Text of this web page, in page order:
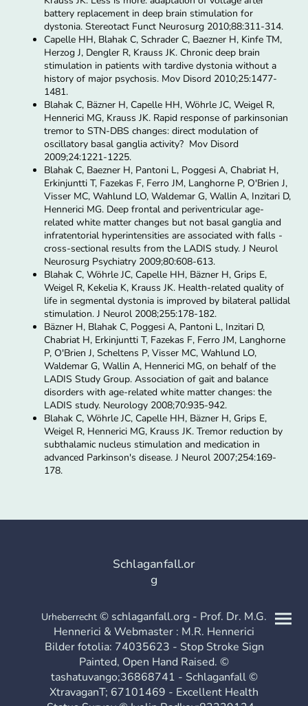
battery replacement in deep brain stimulation for
dystonia. Stereotact Funct Neurosurg 2010;88:311-314.
Capelle HH, Blahak C, Schrader C, Baezner H, Kinfe TM,
Herzog J, Dengler R, Krauss JK. Chronic deep brain
stimulation in patients with tardive dystonia without a
history of major psychosis. Mov Disord 2010;25:1477-
1481.
Blahak C, Bäzner H, Capelle HH, Wöhrle JC, Weigel R,
Hennerici MG, Krauss JK. Rapid response of parkinsonian
tremor to STN-DBS changes: direct modulation of
oscillatory basal ganglia activity? Mov Disord
2009;24:1221-1225.
Blahak C, Baezner H, Pantoni L, Poggesi A, Chabriat H,
Erkinjuntti T, Fazekas F, Ferro JM, Langhorne P, O'Brien J,
Visser MC, Wahlund LO, Waldemar G, Wallin A, Inzitari D,
Hennerici MG. Deep frontal and periventricular age-
related white matter changes but not basal ganglia and
infratentorial hyperintensities are associated with falls -
cross-sectional results from the LADIS study. J Neurol
Neurosurg Psychiatry 2009;80:608-613.
Blahak C, Wöhrle JC, Capelle HH, Bäzner H, Grips E,
Weigel R, Kekelia K, Krauss JK. Health-related quality of
life in segmental dystonia is improved by bilateral pallidal
stimulation. J Neurol 2008;255:178-182.
Bäzner H, Blahak C, Poggesi A, Pantoni L, Inzitari D,
Chabriat H, Erkinjuntti T, Fazekas F, Ferro JM, Langhorne
P, O'Brien J, Scheltens P, Visser MC, Wahlund LO,
Waldemar G, Wallin A, Hennerici MG, on behalf of the
LADIS Study Group. Association of gait and balance
disorders with age-related white matter changes: the
LADIS study. Neurology 2008;70:935-942.
Blahak C, Wöhrle JC, Capelle HH, Bäzner H, Grips E,
Weigel R, Hennerici MG, Krauss JK. Tremor reduction by
subthalamic nucleus stimulation and medication in
advanced Parkinson's disease. J Neurol 2007;254:169-
178.
Schlaganfall.or
g
Urheberrecht © schlaganfall.org - Prof. Dr. M.G.
Hennerici & Webmaster : M.R. Hennerici
Bilder fotolia: 74035623 - Stop Stroke Sign
Painted, Open Hand Raised. ©
tashatuvango;36868741 - Schlaganfall ©
XtravaganT; 67101469 - Excellent Health